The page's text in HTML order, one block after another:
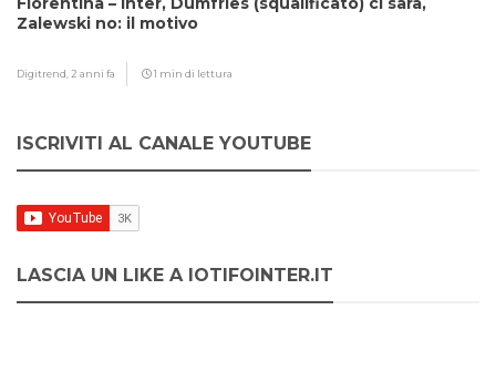
Zalewski no: il motivo
Digitrend, 2 anni fa 1 min di lettura
ISCRIVITI AL CANALE YOUTUBE
LASCIA UN LIKE A IOTIFOINTER.IT